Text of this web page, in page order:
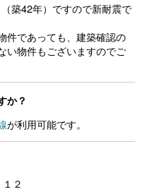
築42年）ですので新耐震で
件であっても、建築確認の
い物件もございますのでご
か？
が利用可能です。
２